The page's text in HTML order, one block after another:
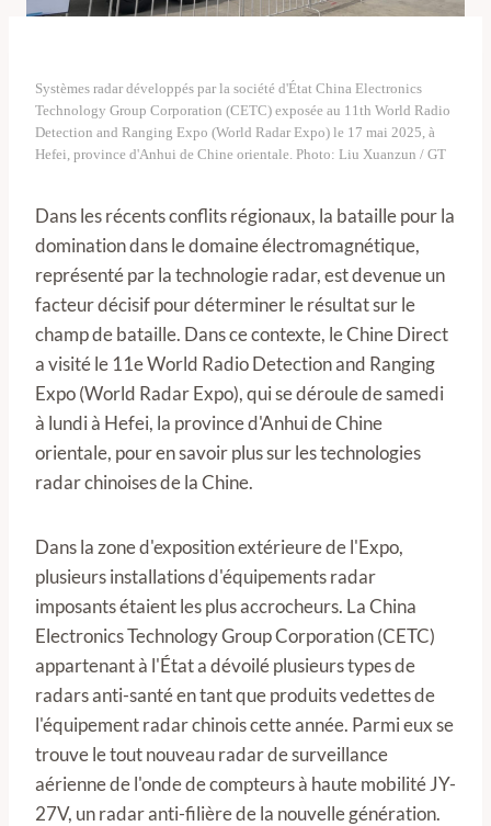
Systèmes radar développés par la société d'État China Electronics
Technology Group Corporation (CETC) exposée au 11th World Radio
Detection and Ranging Expo (World Radar Expo) le 17 mai 2025, à
Hefei, province d'Anhui de Chine orientale. Photo: Liu Xuanzun / GT
Dans les récents conflits régionaux, la bataille pour la
domination dans le domaine électromagnétique,
représenté par la technologie radar, est devenue un
facteur décisif pour déterminer le résultat sur le
champ de bataille. Dans ce contexte, le Chine Direct
a visité le 11e World Radio Detection and Ranging
Expo (World Radar Expo), qui se déroule de samedi
à lundi à Hefei, la province d'Anhui de Chine
orientale, pour en savoir plus sur les technologies
radar chinoises de la Chine.
Dans la zone d'exposition extérieure de l'Expo,
plusieurs installations d'équipements radar
imposants étaient les plus accrocheurs. La China
Electronics Technology Group Corporation (CETC)
appartenant à l'État a dévoilé plusieurs types de
radars anti-santé en tant que produits vedettes de
l'équipement radar chinois cette année. Parmi eux se
trouve le tout nouveau radar de surveillance
aérienne de l'onde de compteurs à haute mobilité JY-
27V, un radar anti-filière de la nouvelle génération.